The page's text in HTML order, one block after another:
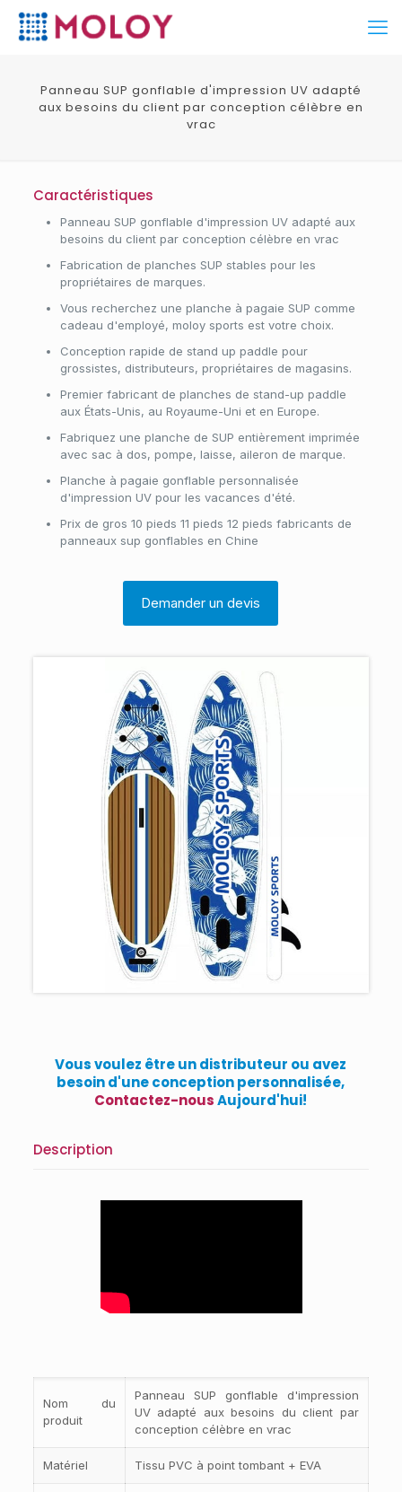
Panneau SUP gonflable d'impression UV adapté
aux besoins du client par conception célèbre en
vrac
Caractéristiques
Panneau SUP gonflable d'impression UV adapté aux
besoins du client par conception célèbre en vrac
Fabrication de planches SUP stables pour les
propriétaires de marques.
Vous recherchez une planche à pagaie SUP comme
cadeau d'employé, moloy sports est votre choix.
Conception rapide de stand up paddle pour
grossistes, distributeurs, propriétaires de magasins.
Premier fabricant de planches de stand-up paddle
aux États-Unis, au Royaume-Uni et en Europe.
Fabriquez une planche de SUP entièrement imprimée
avec sac à dos, pompe, laisse, aileron de marque.
Planche à pagaie gonflable personnalisée
d'impression UV pour les vacances d'été.
Prix de gros 10 pieds 11 pieds 12 pieds fabricants de
panneaux sup gonflables en Chine
Demander un devis
Vous voulez être un distributeur ou avez
besoin d'une conception personnalisée,
Contactez-nousAujourd'hui!
Description
Nom du
produit
Panneau SUP gonflable d'impression
UV adapté aux besoins du client par
conception célèbre en vrac
Matériel Tissu PVC à point tombant + EVA